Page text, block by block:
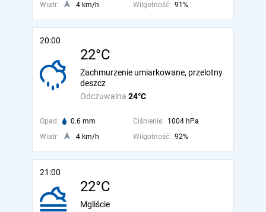
Wiatr:
4 km/h Wilgotność: 91%
20:00
22°C
Odczuwalna 24°C
Zachmurzenie umiarkowane, przelotny
deszcz
Opad: 0.6 mm Ciśnienie: 1004 hPa
Wiatr:
4 km/h Wilgotność: 92%
21:00
22°C
Mgliście